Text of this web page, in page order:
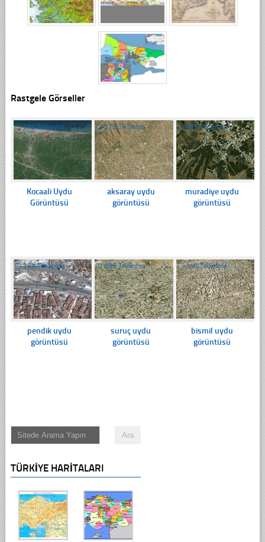
Rastgele Görseller
☐336 Tıklanma
Kocaali Uydu
Görüntüsü
☐275 Tıklanma
aksaray uydu
görüntüsü
☐ 365 Tıklanma
muradiye uydu
görüntüsü
☐358 Tıklanma
pendik uydu
görüntüsü
☐386 Tıklanma
suruç uydu
görüntüsü
☐340 Tıklanma
bismil uydu
görüntüsü
TÜRKIYE HARITALARI